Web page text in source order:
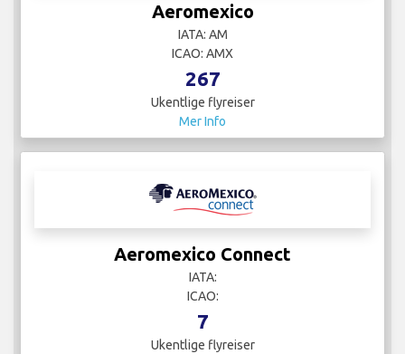
Aeromexico
IATA: AM
ICAO: AMX
267
Ukentlige flyreiser
Mer Info
Aeromexico Connect
IATA:
ICAO:
7
Ukentlige flyreiser